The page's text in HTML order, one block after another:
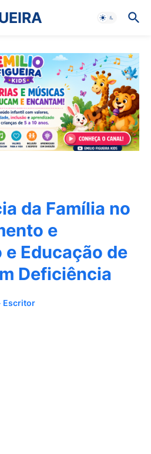
da Família no
e
Educação de
Deficiência
Escritor